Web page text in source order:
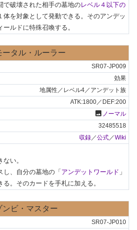
破壊された相手の墓地のレベル４以下の
体を対象として発動できる。そのアンデッ
ルドに特殊召喚する。
ータル・ルーラー
SR07-JP009
効果
地属性／レベル4／アンデット族
ATK:1800／DEF:200
photo ノーマル
32485518
収録／公式／Wiki
い。
、自分の墓地の「 アンデットワールド 」
。そのカードを手札に加える。
ンビ・マスター
SR07-JP010